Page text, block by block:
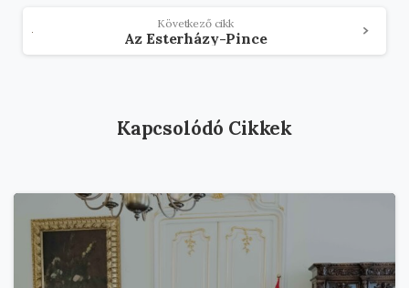
Következő cikk
Az Esterházy-Pince
Kapcsolódó Cikkek